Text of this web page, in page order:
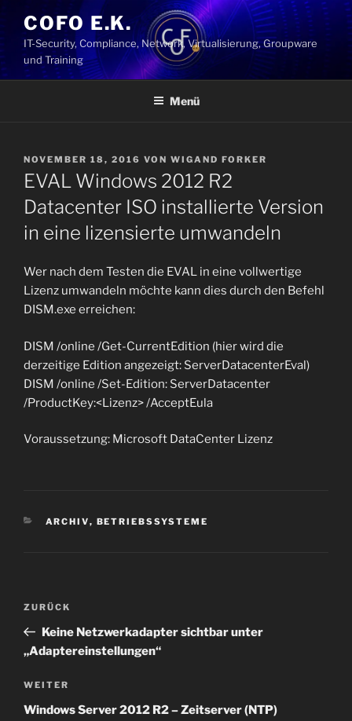
Inhalt
springen
COFO E.K.
IT-Security, Compliance, Network, Virtualisierung, Groupware
und Training
Menü
VERÖFFENTLICHT
AM
NOVEMBER 18, 2016 VON WIGAND FORKER
EVAL Windows 2012 R2
Datacenter ISO installierte Version
in eine lizensierte umwandeln
Wer nach dem Testen die EVAL in eine vollwertige
Lizenz umwandeln möchte kann dies durch den Befehl
DISM.exe erreichen:
DISM /online /Get-CurrentEdition (hier wird die
derzeitige Edition angezeigt: ServerDatacenterEval)
DISM /online /Set-Edition: ServerDatacenter
/ProductKey:<Lizenz> /AcceptEula
Voraussetzung: Microsoft DataCenter Lizenz
KATEGORIEN
ARCHIV, BETRIEBSSYSTEME
Beitragsnavigation
Vorheriger
Beitrag
ZURÜCK
Keine Netzwerkadapter sichtbar unter
„Adaptereinstellungen“
Nächster
Beitrag
WEITER
Windows Server 2012 R2 – Zeitserver (NTP)